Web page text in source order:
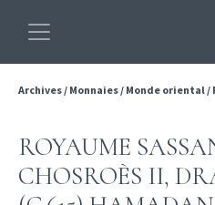
Archives/ Monnaies/ Monde oriental/
ROYAUME
CHOSROÈS II,